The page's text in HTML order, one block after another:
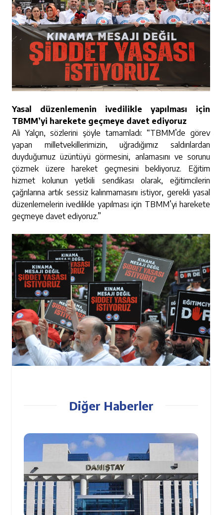
Yasal düzenlemenin ivedilikle yapılması için
TBMM’yi harekete geçmeye davet ediyoruz
Ali Yalçın, sözlerini şöyle tamamladı: “TBMM’de görev
yapan milletvekillerimizin, uğradığımız saldırılardan
duyduğumuz üzüntüyü görmesini, anlamasını ve sorunu
çözmek üzere hareket geçmesini bekliyoruz. Eğitim
hizmet kolunun yetkili sendikası olarak, eğitimcilerin
çağrılarına artık sessiz kalınmamasını istiyor, gerekli yasal
düzenlemelerin ivedilikle yapılması için TBMM’yi harekete
geçmeye davet ediyoruz.”
Diğer Haberler